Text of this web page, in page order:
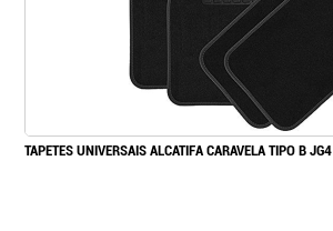
TAPETES UNIVERSAIS ALCATIFA CARAVELA TIPO B JG4